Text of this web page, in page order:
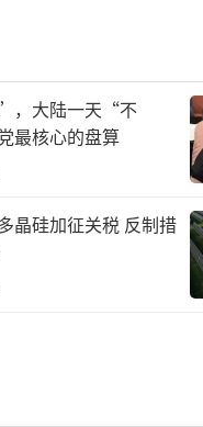
但高关税环境下
中国企业可能会考
避美国关税，而
格审查。分析师
税计划在很多方
“连接经济体”来
“连接经济体”包
，大陆一天“不
最核心的盘算
晶硅加征关税 反制措